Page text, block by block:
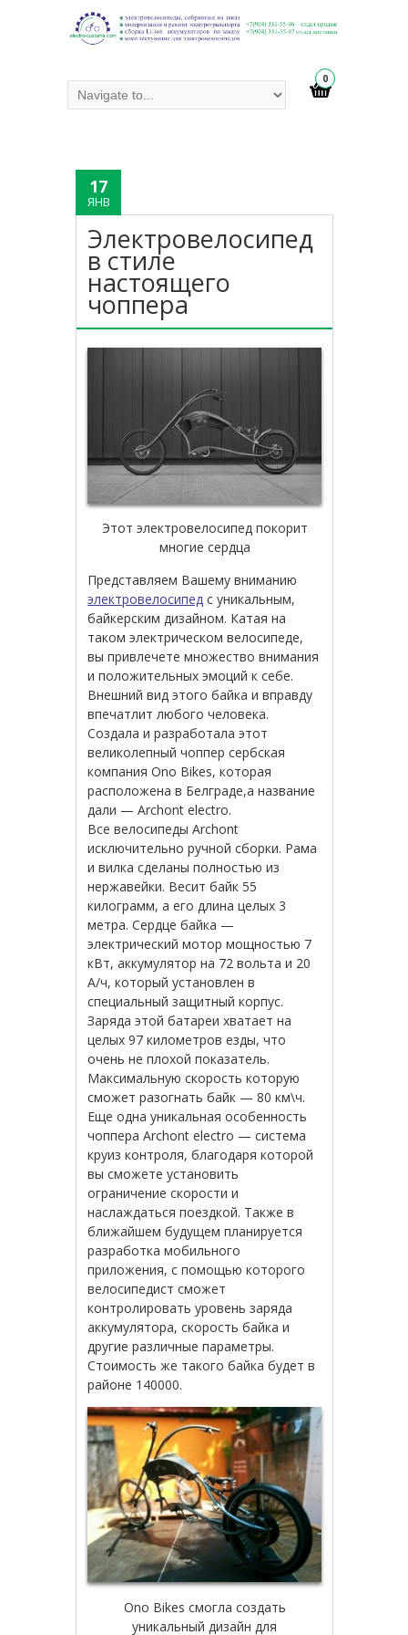
0
17
ЯНВ
Электровелосипед
в стиле
настоящего
чоппера
Этот электровелосипед покорит
многие сердца
Представляем Вашему вниманию
электровелосипед с уникальным,
байкерским дизайном. Катая на
таком электрическом велосипеде,
вы привлечете множество внимания
и положительных эмоций к себе.
Внешний вид этого байка и вправду
впечатлит любого человека.
Создала и разработала этот
великолепный чоппер сербская
компания Ono Bikes,которая
расположена в Белграде,а название
дали —Archont electro.
Все велосипеды Archont
исключительно ручной сборки. Рама
и вилка сделаны полностью из
нержавейки. Весит байк 55
килограмм,а его длина целых 3
метра.Сердце байка —
электрический мотор мощностью 7
кВт,аккумулятор на 72 вольта и 20
А/ч,который установлен в
специальный защитный корпус.
Заряда этой батареи хватает на
целых 97 километров езды,что
очень не плохой показатель.
Максимальную скорость которую
сможет разогнать байк —80 км\ч.
Еще одна уникальная особенность
чоппера Archont electro —система
круиз контроля,благодаря которой
вы сможете установить
ограничение скорости и
наслаждаться поездкой. Также в
ближайшем будущем планируется
разработка мобильного
приложения,с помощью которого
велосипедист сможет
контролировать уровень заряда
аккумулятора,скорость байка и
другие различные параметры.
Стоимость же такого байка будет в
районе 140000.
Ono Bikes смогла создать
уникальный дизайн для